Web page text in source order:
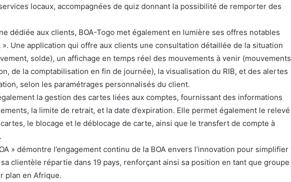
locaux, accompagnées de quiz donnant la possibilité de remporter des
dédiée aux clients, BOA-Togo met également en lumière ses offres notables
». Une application qui offre aux clients une consultation détaillée de la situation
solde), un affichage en temps réel des mouvements à venir (mouvements
de la comptabilisation en fin de journée), la visualisation du RIB, et des alertes
selon les paramétrages personnalisés du client.
la gestion des cartes liées aux comptes, fournissant des informations
la limite de retrait, et la date d’expiration. Elle permet également le relevé
le blocage et le déblocage de carte, ainsi que le transfert de compte à
» démontre l’engagement continu de la BOA envers l’innovation pour simplifier
clientèle répartie dans 19 pays, renforçant ainsi sa position en tant que groupe
plan en Afrique.